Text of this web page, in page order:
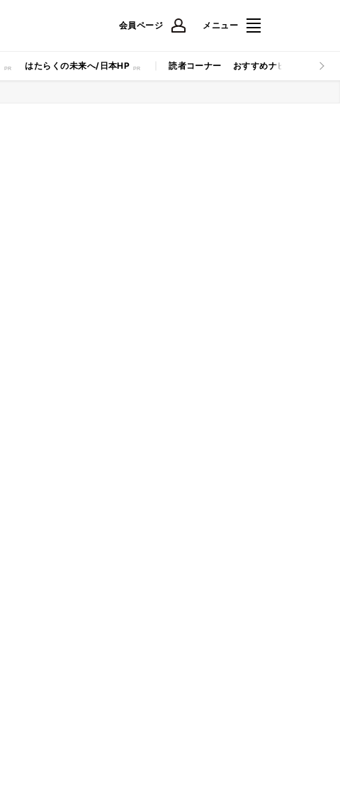
会員ページ メニュー
はたらくの未来へ/日本HP 読者コーナー おすすめナビ マイナビ